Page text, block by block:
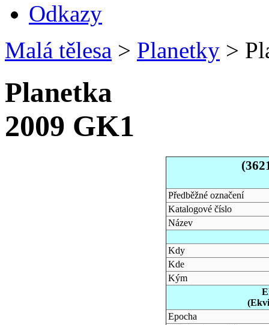
Odkazy
Malá tělesa > Planetky >
Planetka
2009 GK1
Předběžné označení
Katalogové číslo
Název
Kdy
Kde
Kým
Epocha